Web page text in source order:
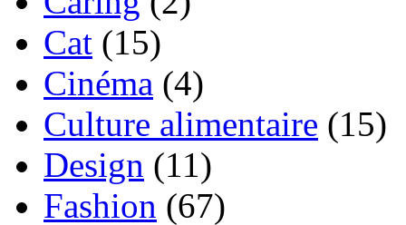
Cat (15)
Cinéma (4)
Culture alimentaire (15)
Design (11)
Fashion (67)